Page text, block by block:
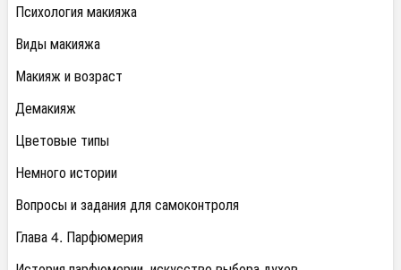
Психология макияжа
Виды макияжа
Макияж и возраст
Демакияж
Цветовые типы
Немного истории
Вопросы и задания для самоконтроля
Глава 4. Парфюмерия